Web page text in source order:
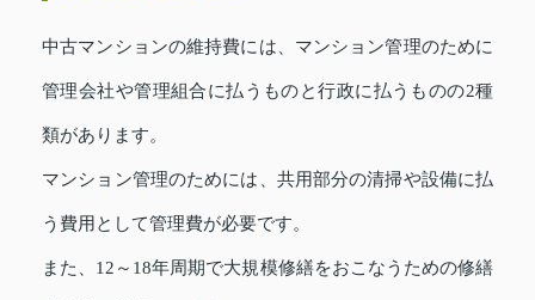
中古マンションの維持費には、マンション管理のために
管理会社や管理組合に払うものと行政に払うものの2種
類があります。
マンション管理のためには、共用部分の清掃や設備に払
う費用として管理費が必要です。
また、12～18年周期で大規模修繕をおこなうための修繕